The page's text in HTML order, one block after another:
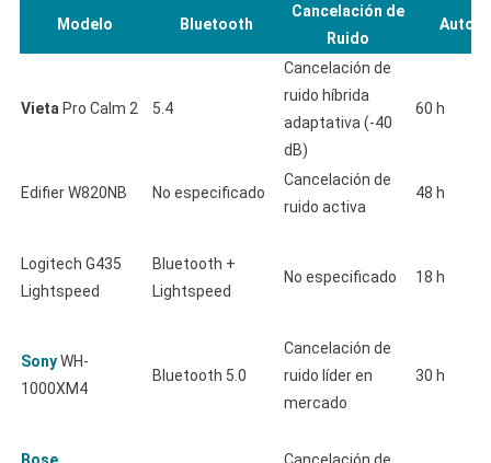
Modelo Bluetooth
Cancelación de
Ruido
Vieta Pro Calm 2 5.4
Cancelación de
ruido híbrida
adaptativa (-40
dB)
60 h
Edifier W820NB No especificado
Cancelación de
ruido activa
48 h
Logitech G435
Lightspeed
Bluetooth +
Lightspeed
No especificado 18 h
SonyWH-
1000XM4
Bluetooth 5.0
Cancelación de
ruido líder en
mercado
30 h